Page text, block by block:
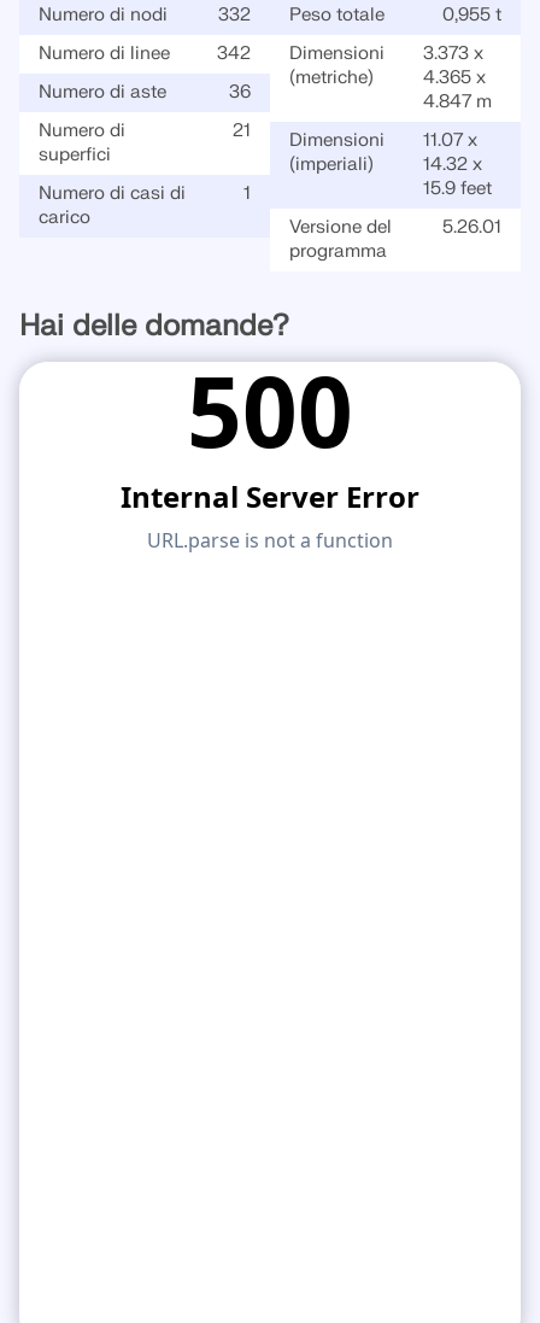
VERIFICA DELLE ZONE DI CARICO
Prodotti obsoleti
Numero di nodi
332
Numero di linee
342
Numero di aste
36
Numero di
superfici
21
Numero di casi di
carico
1
Peso totale
0,955 t
Dimensioni
(metriche)
3.373 x
4.365 x
4.847 m
Dimensioni
(imperiali)
11.07 x
14.32 x
15.9 feet
Versione del
programma
5.26.01
Hai delle domande?